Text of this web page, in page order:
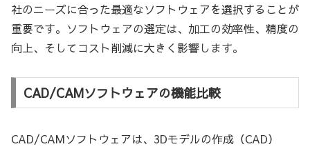
社のニーズに合った最適なソフトウェアを選択することが
重要です。ソフトウェアの選定は、加工の効率性、精度の
向上、そしてコスト削減に大きく影響します。
CAD/CAMソフトウェアの機能比較
CAD/CAMソフトウェアは、3Dモデルの作成（CAD）